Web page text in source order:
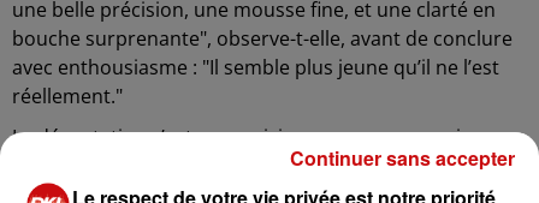
une belle précision, une mousse fine, et une clarté en
bouche surprenante", observe-t-elle, avant de conclure
avec enthousiasme : "Il semble plus jeune qu’il ne l’est
réellement."
La dégustation s’est poursuivie par une comparaison
avec un crémant du même lot, conservé classiquement
en cave depuis quatre ans. Pour Serge Dubs, Meilleur
Continuer sans accepter